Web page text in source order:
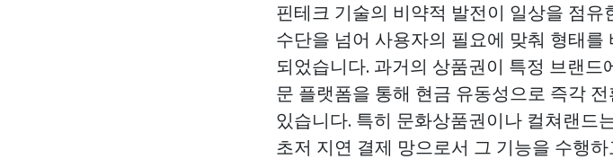
핀테크 기술의 비약적 발전이 일상을 점
수단을 넘어 사용자의 필요에 맞춰 형태
되었습니다. 과거의 상품권이 특정 브랜
문 플랫폼을 통해 현금 유동성으로 즉각
있습니다. 특히 문화상품권이나 컬쳐랜드
초저 지연 결제 망으로서 그 기능을 수행